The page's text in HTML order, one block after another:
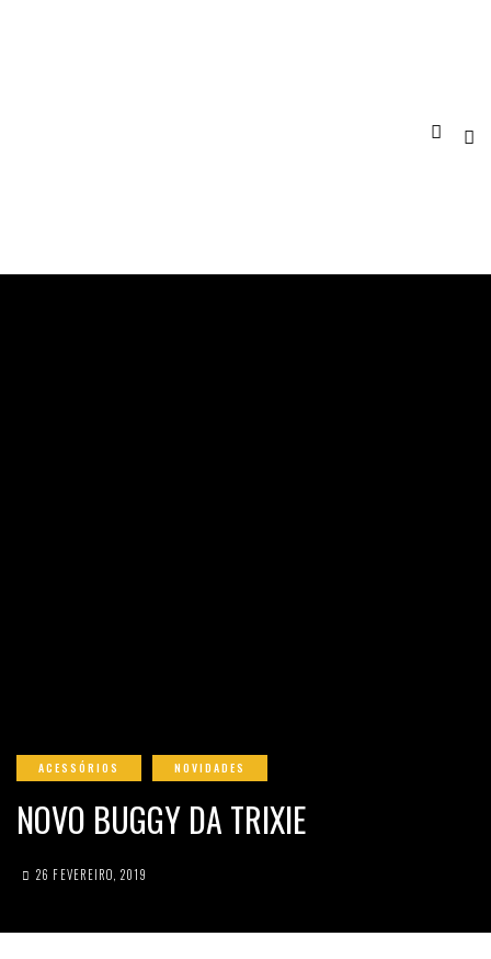
ACESSÓRIOS NOVIDADES
NOVO BUGGY DA TRIXIE
26 FEVEREIRO, 2019